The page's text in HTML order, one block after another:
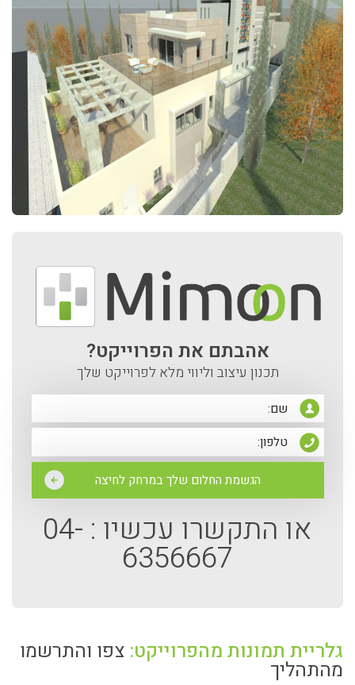
אהבתם את הפרוייקט?
תכנון עיצוב וליווי מלא לפרוייקט שלך
או התקשרו עכשיו : 04-
6356667
גלריית תמונות מהפרוייקט: צפו והתרשמו
מהתהליך